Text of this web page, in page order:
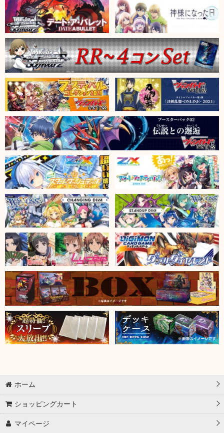
ホーム
ショッピングカート
マイページ